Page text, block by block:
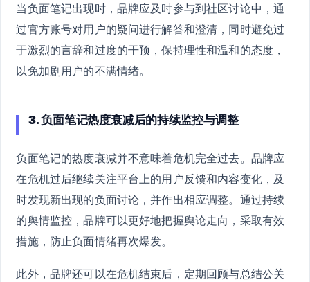
当负面笔记出现时，品牌应及时参与到社区讨论中，通
过官方账号对用户的疑问进行解答和澄清，同时避免过
于激烈的言辞和过度的干预，保持理性和温和的态度，
以免加剧用户的不满情绪。
3. 负面笔记热度衰减后的持续监控与调整
负面笔记的热度衰减并不意味着危机完全过去。品牌应
在危机过后继续关注平台上的用户反馈和内容变化，及
时发现新出现的负面讨论，并作出相应调整。通过持续
的舆情监控，品牌可以更好地把握舆论走向，采取有效
措施，防止负面情绪再次爆发。
此外，品牌还可以在危机结束后，定期回顾与总结公关